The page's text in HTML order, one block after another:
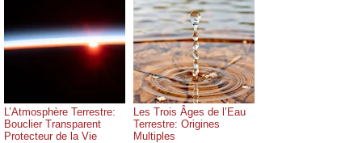
L’Atmosphère Terrestre:
Bouclier Transparent
Protecteur de la Vie
Les Trois Âges de l’Eau
Terrestre: Origines
Multiples